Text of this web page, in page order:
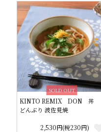
SOLD OUT
KINTO REMIX DON 丼
どんぶり 波佐見焼
2,530円(税230円)